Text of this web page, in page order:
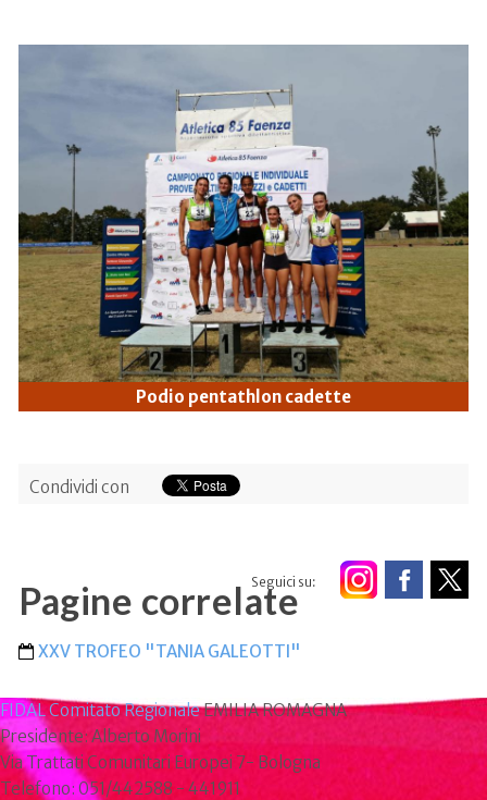
Podio pentathlon cadette
Condividi con
Seguici su:
Pagine correlate
XXV TROFEO "TANIA GALEOTTI"
FIDAL Comitato RegionaleEMILIA ROMAGNA
Presidente: Alberto Morini
Via Trattati Comunitari Europei 7- Bologna
Telefono: 051/442588 - 441911